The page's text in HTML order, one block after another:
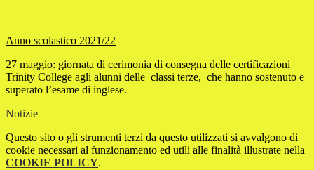
Anno scolastico 2021/22
27 maggio: giornata di cerimonia di consegna delle certificazioni
Trinity College agli alunni delle classi terze, che hanno sostenuto e
superato l’esame di inglese.
Notizie
Questo sito o gli strumenti terzi da questo utilizzati si avvalgono di
cookie necessari al funzionamento ed utili alle finalità illustrate nella
COOKIE POLICY.